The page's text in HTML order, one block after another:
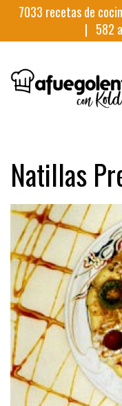
7033 recetas de
| 582
Natillas